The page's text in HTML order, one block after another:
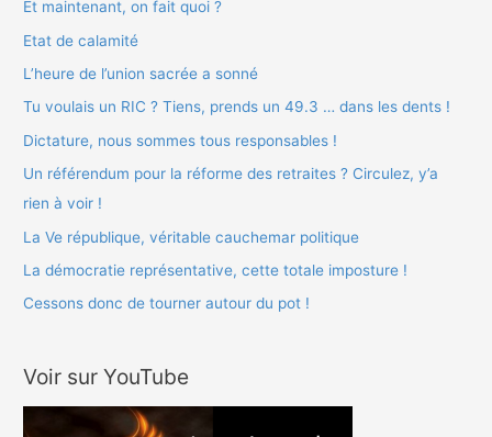
:
Et maintenant, on fait quoi ?
Etat de calamité
L’heure de l’union sacrée a sonné
Tu voulais un RIC ? Tiens, prends un 49.3 … dans les dents !
Dictature, nous sommes tous responsables !
Un référendum pour la réforme des retraites ? Circulez, y’a
rien à voir !
La Ve république, véritable cauchemar politique
La démocratie représentative, cette totale imposture !
Cessons donc de tourner autour du pot !
Voir sur YouTube